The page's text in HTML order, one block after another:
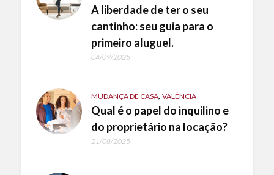
A liberdade de ter o seu
cantinho: seu guia para o
primeiro aluguel.
04/09/2025
MUDANÇA DE CASA, VALÊNCIA
Qual é o papel do inquilino e
do proprietário na locação?
21/08/2025